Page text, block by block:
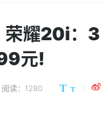
荣耀20i：3
元!
阅读：1280